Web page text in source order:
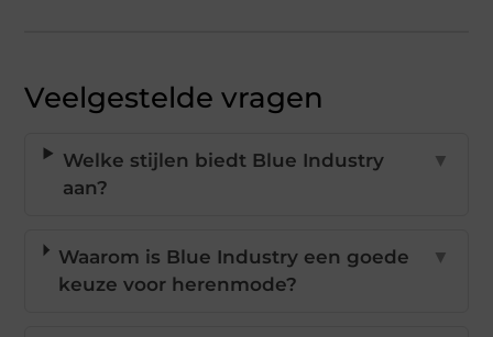
Veelgestelde vragen
Welke stijlen biedt Blue Industry
aan?
▼
Waarom is Blue Industry een goede
keuze voor herenmode?
▼